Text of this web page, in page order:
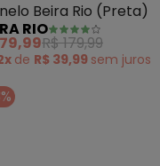
Beira Rio (Preta)
RIO
R$ 179,99
de R$ 39,99 sem juros